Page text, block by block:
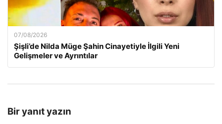
07/08/2026
Şişli’de Nilda Müge Şahin Cinayetiyle İlgili Yeni
Gelişmeler ve Ayrıntılar
Bir yanıt yazın